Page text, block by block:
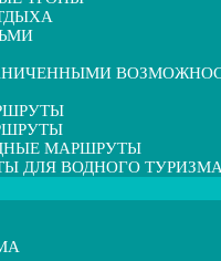
МАРШРУТЫ
ДЛЯ ВОДНОГО ТУРИЗМА